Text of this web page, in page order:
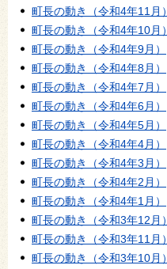
町長の動き（令和4年11月）
町長の動き（令和4年10月）
町長の動き（令和4年9月）
町長の動き（令和4年8月）
町長の動き（令和4年7月）
町長の動き（令和4年6月）
町長の動き（令和4年5月）
町長の動き（令和4年4月）
町長の動き（令和4年3月）
町長の動き（令和4年2月）
町長の動き（令和4年1月）
町長の動き（令和3年12月）
町長の動き（令和3年11月）
町長の動き（令和3年10月）